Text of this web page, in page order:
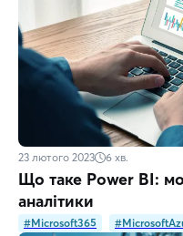
23 лютого 2023 6 хв.
Що таке Power BI:
аналітики
#Microsoft365